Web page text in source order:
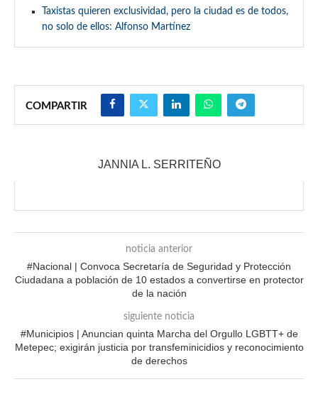
Taxistas quieren exclusividad, pero la ciudad es de todos,
no solo de ellos: Alfonso Martínez
COMPARTIR
JANNIA L. SERRITEÑO
noticia anterior
#Nacional | Convoca Secretaría de Seguridad y Protección
Ciudadana a población de 10 estados a convertirse en protector
de la nación
siguiente noticia
#Municipios | Anuncian quinta Marcha del Orgullo LGBTT+ de
Metepec; exigirán justicia por transfeminicidios y reconocimiento
de derechos